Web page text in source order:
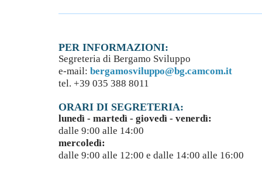
PER INFORMAZIONI:
Segreteria di Bergamo Sviluppo
e-mail: bergamosviluppo@bg.camcom.it
tel. +39 035 388 8011
ORARI DI SEGRETERIA:
lunedì - martedì - giovedì - venerdì:
dalle 9:00 alle 14:00
mercoledì:
dalle 9:00 alle 12:00 e dalle 14:00 alle 16:00